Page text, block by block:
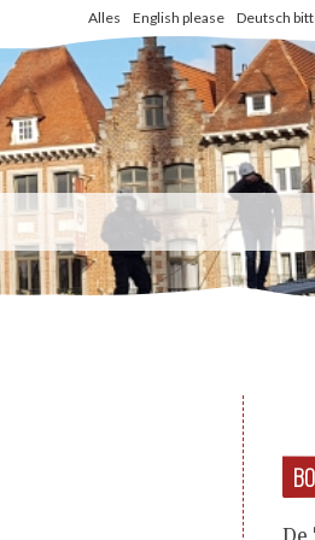
Alles English please Deutsch